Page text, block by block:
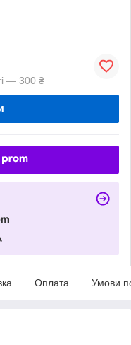
— 300 ₴
Оплата Умови